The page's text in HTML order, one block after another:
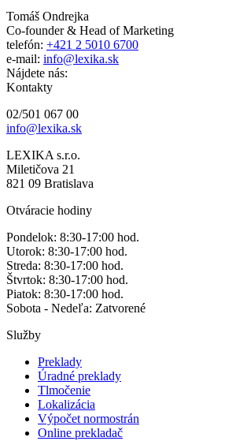
Tomáš Ondrejka
Co-founder & Head of Marketing
telefón: +421 2 5010 6700
e-mail: info@lexika.sk
Nájdete nás:
Kontakty
02/501 067 00
info@lexika.sk
LEXIKA s.r.o.
Miletičova 21
821 09 Bratislava
Otváracie hodiny
Pondelok: 8:30-17:00 hod.
Utorok: 8:30-17:00 hod.
Streda: 8:30-17:00 hod.
Štvrtok: 8:30-17:00 hod.
Piatok: 8:30-17:00 hod.
Sobota - Nedeľa: Zatvorené
Služby
Preklady
Úradné preklady
Tlmočenie
Lokalizácia
Výpočet normostrán
Online prekladač